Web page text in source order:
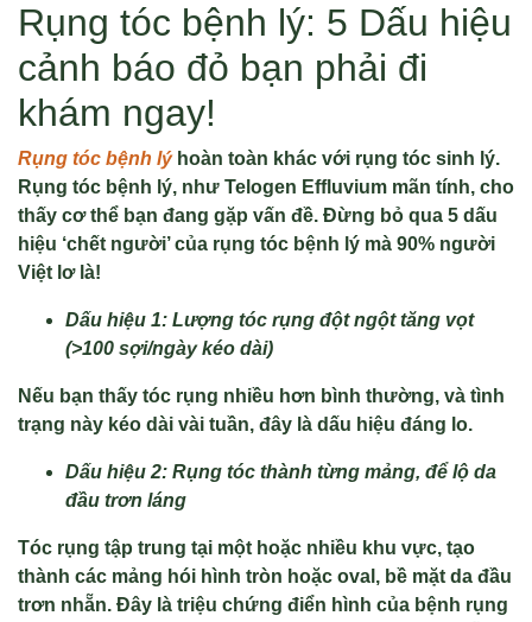
Rụng tóc bệnh lý: 5 Dấu hiệu
cảnh báo đỏ bạn phải đi
khám ngay!
Rụng tóc bệnh lýhoàn toàn khác với rụng tóc sinh lý.
Rụng tóc bệnh lý, như Telogen Effluvium mãn tính, cho
thấy cơ thể bạn đang gặp vấn đề. Đừng bỏ qua 5 dấu
hiệu ‘chết người’ của rụng tóc bệnh lý mà 90% người
Việt lơ là!
Dấu hiệu 1: Lượng tóc rụng đột ngột tăng vọt
(>100 sợi/ngày kéo dài)
Nếu bạn thấy tóc rụng nhiều hơn bình thường, và tình
trạng này kéo dài vài tuần, đây là dấu hiệu đáng lo.
Dấu hiệu 2: Rụng tóc thành từng mảng, để lộ da
đầu trơn láng
Tóc rụng tập trung tại một hoặc nhiều khu vực, tạo
thành các mảng hói hình tròn hoặc oval, bề mặt da đầu
trơn nhẵn. Đây là triệu chứng điển hình của bệnh rụng